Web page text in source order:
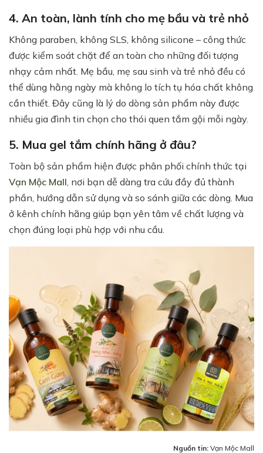
4. An toàn, lành tính cho mẹ bầu và trẻ nhỏ
Không paraben, không SLS, không silicone – công thức
được kiểm soát chặt để an toàn cho những đối tượng
nhạy cảm nhất. Mẹ bầu, mẹ sau sinh và trẻ nhỏ đều có
thể dùng hằng ngày mà không lo tích tụ hóa chất không
cần thiết. Đây cũng là lý do dòng sản phẩm này được
nhiều gia đình tin chọn cho thói quen tắm gội mỗi ngày.
5. Mua gel tắm chính hãng ở đâu?
Toàn bộ sản phẩm hiện được phân phối chính thức tại
Vạn Mộc Mall, nơi bạn dễ dàng tra cứu đầy đủ thành
phần, hướng dẫn sử dụng và so sánh giữa các dòng. Mua
ở kênh chính hãng giúp bạn yên tâm về chất lượng và
chọn đúng loại phù hợp với nhu cầu.
Nguồn tin: Vạn Mộc Mall